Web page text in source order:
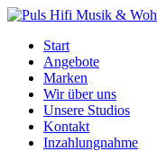
Start
Angebote
Marken
Wir über uns
Unsere Studios
Kontakt
Inzahlungnahme